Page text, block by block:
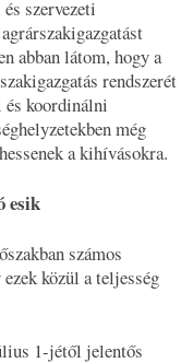
szervezeti
abban látom, hogy a
rendszerét
és koordinálni
még
a kihívásokra.
esik
számos
közül a teljesség
1-jétől jelentős